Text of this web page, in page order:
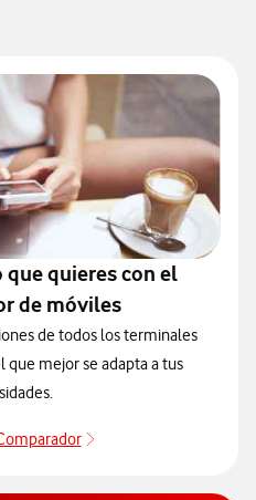
quieres con el
de móviles
de todos los terminales
que mejor se adapta a tus